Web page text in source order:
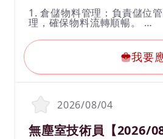
工作內容
1. 倉儲物料管理：負責儲位
理，確保物料流轉順暢。
更新，確保數據準確。
3. 異常問題處理：協調各部
4. 定期盤點：進行庫存盤點
我要應徵
我要
2026/08/04
職務名稱(職業類別)
無塵室技術員【2026/